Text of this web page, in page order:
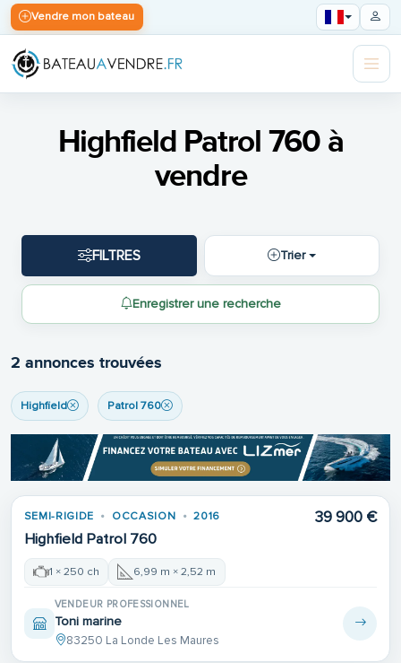
Vendre mon bateau
Highfield Patrol 760 à
vendre
FILTRES Trier
Enregistrer une recherche
2 annonces trouvées
Highfield Patrol 760
SEMI-RIGIDE OCCASION 2016
Highfield Patrol 760
39 900 €
1 × 250 ch 6,99 m × 2,52 m
VENDEUR PROFESSIONNEL
Toni marine
83250 La Londe Les Maures